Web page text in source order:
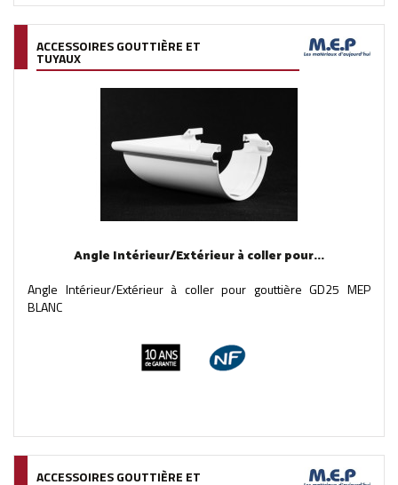
ACCESSOIRES GOUTTIÈRE ET
TUYAUX
Angle Intérieur/Extérieur à coller pour...
Angle Intérieur/Extérieur à coller pour gouttière GD25 MEP
BLANC
ACCESSOIRES GOUTTIÈRE ET